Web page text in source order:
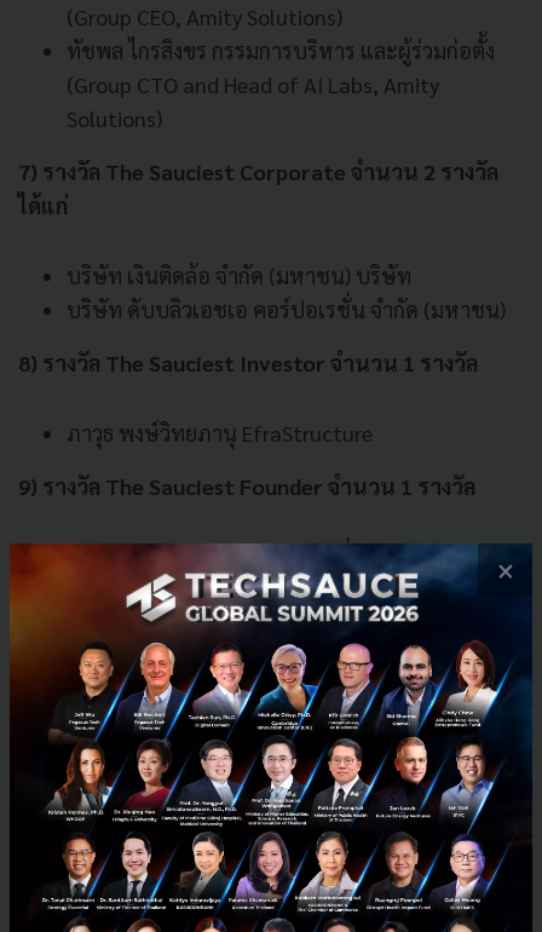
(Group CEO, Amity Solutions)
ทัชพล ไกรสิงขร กรรมการบริหาร และผู้ร่วมก่อตั้ง
(Group CTO and Head of AI Labs, Amity
Solutions)
7) รางวัล The Sauciest Corporate จำนวน 2 รางวัล
ได้แก่
บริษัท เงินติดล้อ จำกัด (มหาชน) บริษัท
บริษัท ดับบลิวเอชเอ คอร์ปอเรชั่น จำกัด (มหาชน)
8) รางวัล The Sauciest Investor จำนวน 1 รางวัล
ภาวุธ พงษ์วิทยภานุ EfraStructure
9) รางวัล The Sauciest Founder จำนวน 1 รางวัล
เจษฎา สุขทิศ ประธานเจ้าหน้าที่บริหารและผู้ร่วมก่อ
ตั้ง FINNOMENA Group
10) รางวัล Techsauce Innovation Award จำนวน 11
รางวัล ได้แก่
ADA biotech
Advanced Health Intelligence (ahi)
Algal Bio
ARASOFT CO., LTD.
Big terra
Gogolook
×